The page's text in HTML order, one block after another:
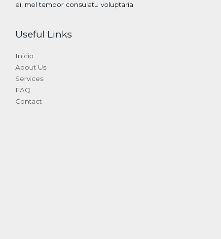
ei, mel tempor consulatu voluptaria.
Useful Links
Inicio
About Us
Services
FAQ
Contact